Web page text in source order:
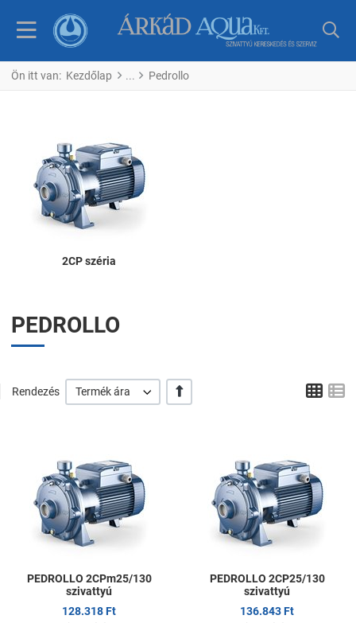
Ön itt van: Kezdőlap Pedrollo
2CP széria
PEDROLLO
Rendezés Termék ára +/-
Összehasonlítom
Gyors nézet
PEDROLLO 2CPm25/130
szivattyú
128.318 Ft
PEDROLLO 2CP25/130
szivattyú
136.843 Ft